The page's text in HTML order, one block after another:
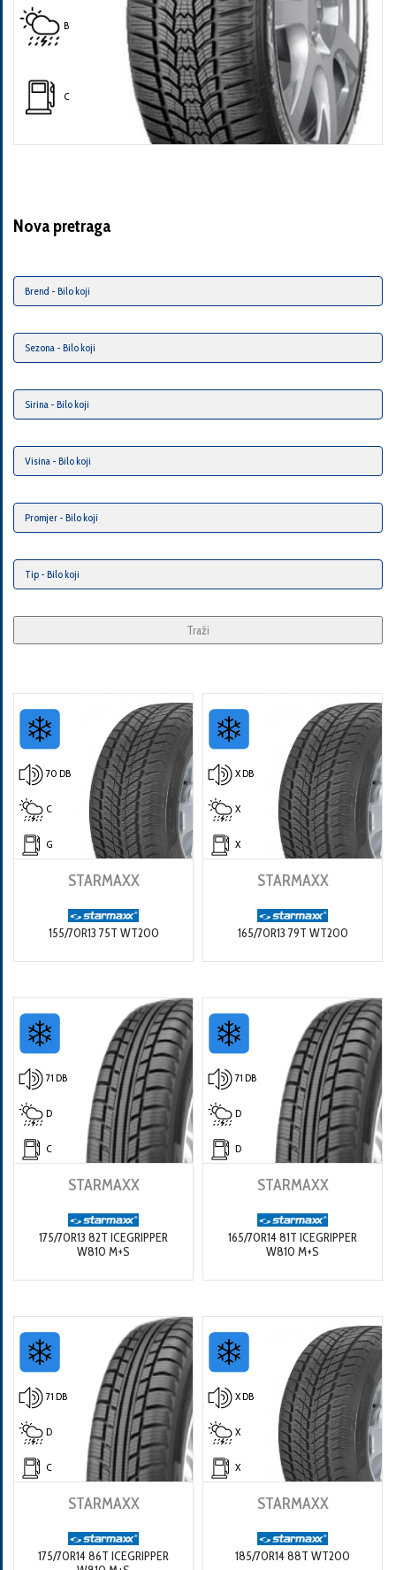
B
C
Nova pretraga
Traži
70 DB
C
G
STARMAXX
155/70R13 75T WT200
X DB
X
X
STARMAXX
165/70R13 79T WT200
71 DB
D
C
STARMAXX
175/70R13 82T ICEGRIPPER
W810 M+S
71 DB
D
D
STARMAXX
165/70R14 81T ICEGRIPPER
W810 M+S
71 DB
D
C
STARMAXX
175/70R14 86T ICEGRIPPER
X DB
X
X
STARMAXX
185/70R14 88T WT200